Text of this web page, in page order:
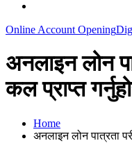
Online Account Opening
अनलाइन लोन
कल प्राप्त
Home
अनलाइन लोन पात्रता